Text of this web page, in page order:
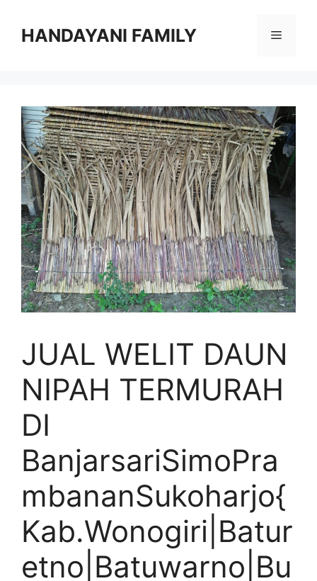
HANDAYANI FAMILY Menu
JUAL WELIT DAUN
NIPAH TERMURAH
DI
BanjarsariSimoPra
mbananSukoharjo{
Kab.Wonogiri|Batur
etno|Batuwarno|Bu